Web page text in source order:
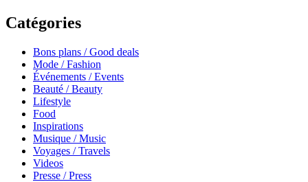
Catégories
Bons plans / Good deals
Mode / Fashion
Événements / Events
Beauté / Beauty
Lifestyle
Food
Inspirations
Musique / Music
Voyages / Travels
Videos
Presse / Press